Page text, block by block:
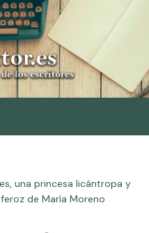
una princesa licántropa y
de María Moreno